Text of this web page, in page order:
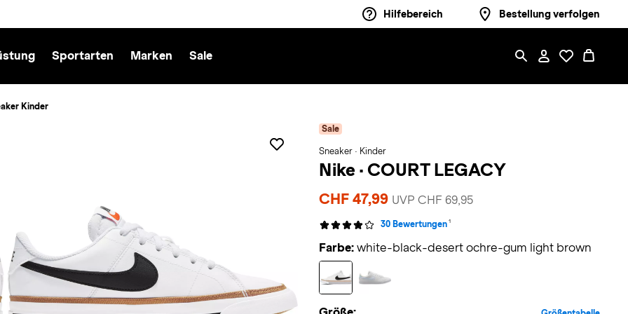
Hilfebereich Bestellung verfolgen
Sportarten Marken Sale
Kinder
Sale
Sneaker · Kinder
Nike · COURT LEGACY
CHF 47,99 UVP CHF 69,95
30 Bewertungen 1
Farbe: white-black-desert ochre-gum light brown